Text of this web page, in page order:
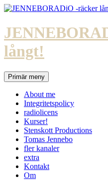
Hoppa
innehåll
långt!
SökPrimär meny
About me
Integritetspolicy
radiolicens
Kurser!
Stenskott Productions
Tomas Jennebo
fler kanaler
extra
Kontakt
Om